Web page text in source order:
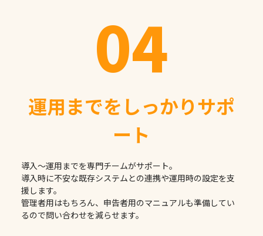
04
運用までをしっかりサポ
ート
導入〜運用までを専門チームがサポート。
導入時に不安な既存システムとの連携や運用時の設定を支
援します。
管理者用はもちろん、申告者用のマニュアルも準備してい
るので問い合わせを減らせます。